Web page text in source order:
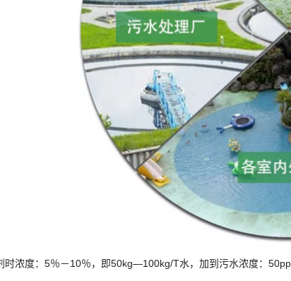
时浓度：5％－10％，即50kg—100kg/T水，加到污水浓度：